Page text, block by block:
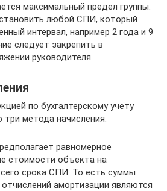
максимальный предел группы.
любой СПИ, который
интервал, например 2 года и 9
следует закрепить в
руководителя.
по бухгалтерскому учету
метода начисления:
равномерное
стоимости объекта на
срока СПИ. То есть суммы
амортизации являются